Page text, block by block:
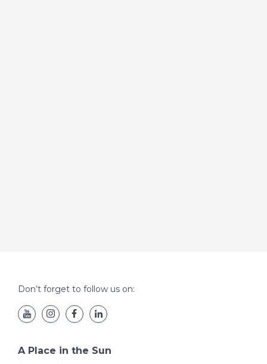
Don’t forget to follow us on:
A Place in the Sun